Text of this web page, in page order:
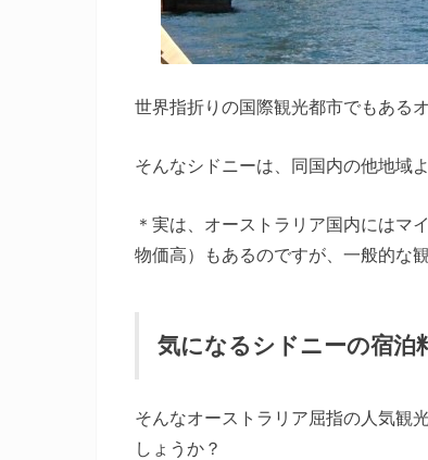
世界指折りの国際観光都市でもある
そんなシドニーは、同国内の他地域
＊実は、オーストラリア国内にはマ
物価高）もあるのですが、一般的な
気になるシドニーの宿泊
そんなオーストラリア屈指の人気観
しょうか？